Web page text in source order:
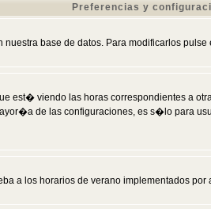
Preferencias y
base de datos. Para modificarlos pulse
est� viendo las horas correspondientes a
de las configuraciones, es s�lo para
a los horarios de verano implementados